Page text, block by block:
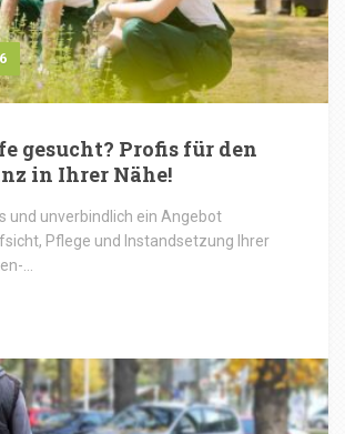
gesucht? Profis für den
in Ihrer Nähe!
und unverbindlich ein Angebot
Pflege und Instandsetzung Ihrer
…